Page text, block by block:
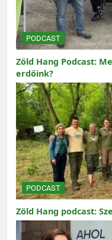
PODCAST
Zöld Hang Podcast:
erdőink?
PODCAST
Zöld Hang podcast: